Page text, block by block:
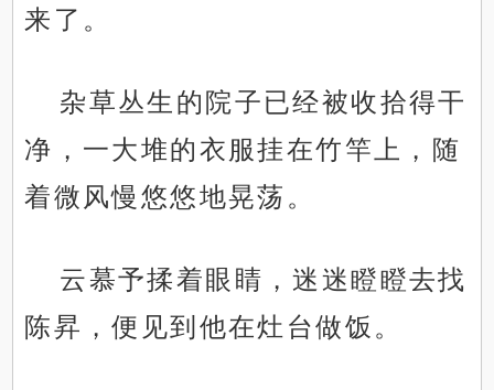
来了。
杂草丛生的院子已经被收拾得干
净，一大堆的衣服挂在竹竿上，随
着微风慢悠悠地晃荡。
云慕予揉着眼睛，迷迷瞪瞪去找
陈昇，便见到他在灶台做饭。